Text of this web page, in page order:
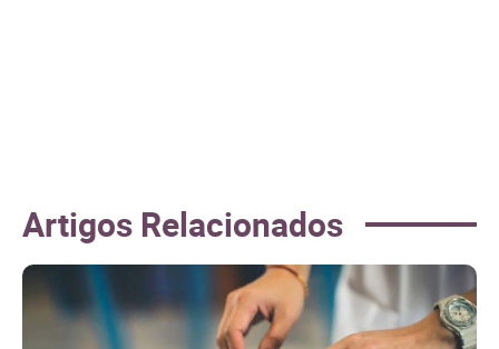
Artigos Relacionados